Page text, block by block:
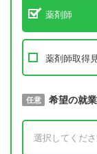
薬剤師
薬剤師取得
必須 取得予定年
任意 希望の就